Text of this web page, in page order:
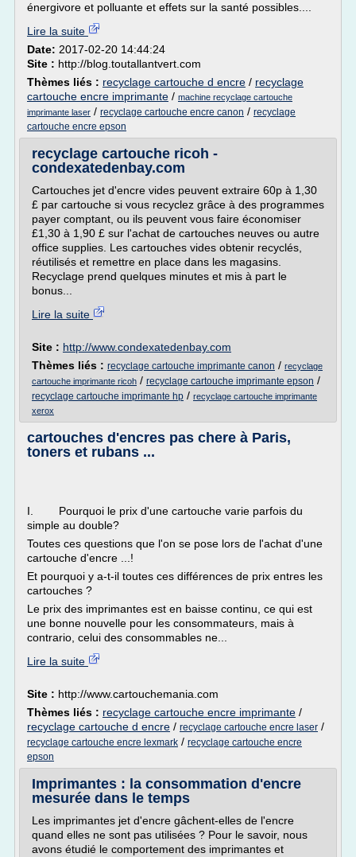
énergivore et polluante et effets sur la santé possibles....
Lire la suite
Date: 2017-02-20 14:44:24
Site : http://blog.toutallantvert.com
Thèmes liés : recyclage cartouche d encre / recyclage
cartouche encre imprimante / machine recyclage cartouche
imprimante laser / recyclage cartouche encre canon / recyclage
cartouche encre epson
recyclage cartouche ricoh -
condexatedenbay.com
Cartouches jet d'encre vides peuvent extraire 60p à 1,30
£ par cartouche si vous recyclez grâce à des programmes
payer comptant, ou ils peuvent vous faire économiser
£1,30 à 1,90 £ sur l'achat de cartouches neuves ou autre
office supplies. Les cartouches vides obtenir recyclés,
réutilisés et remettre en place dans les magasins.
Recyclage prend quelques minutes et mis à part le
bonus...
Lire la suite
Site : http://www.condexatedenbay.com
Thèmes liés : recyclage cartouche imprimante canon / recyclage
cartouche imprimante ricoh / recyclage cartouche imprimante epson /
recyclage cartouche imprimante hp / recyclage cartouche imprimante
xerox
cartouches d'encres pas chere à Paris,
toners et rubans ...
I. Pourquoi le prix d'une cartouche varie parfois du
simple au double?
Toutes ces questions que l'on se pose lors de l'achat d'une
cartouche d'encre ...!
Et pourquoi y a-t-il toutes ces différences de prix entres les
cartouches ?
Le prix des imprimantes est en baisse continu, ce qui est
une bonne nouvelle pour les consommateurs, mais à
contrario, celui des consommables ne...
Lire la suite
Site : http://www.cartouchemania.com
Thèmes liés : recyclage cartouche encre imprimante /
recyclage cartouche d encre / recyclage cartouche encre laser /
recyclage cartouche encre lexmark / recyclage cartouche encre
epson
Imprimantes : la consommation d'encre
mesurée dans le temps
Les imprimantes jet d'encre gâchent-elles de l'encre
quand elles ne sont pas utilisées ? Pour le savoir, nous
avons étudié le comportement des imprimantes et